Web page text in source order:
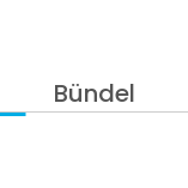
Bündel